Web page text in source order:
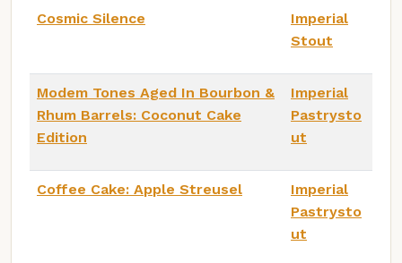
Cosmic Silence
Imperial
Stout
Modem Tones Aged In Bourbon &
Rhum Barrels: Coconut Cake
Edition
Imperial
Pastrysto
ut
Coffee Cake: Apple Streusel
Imperial
Pastrysto
ut